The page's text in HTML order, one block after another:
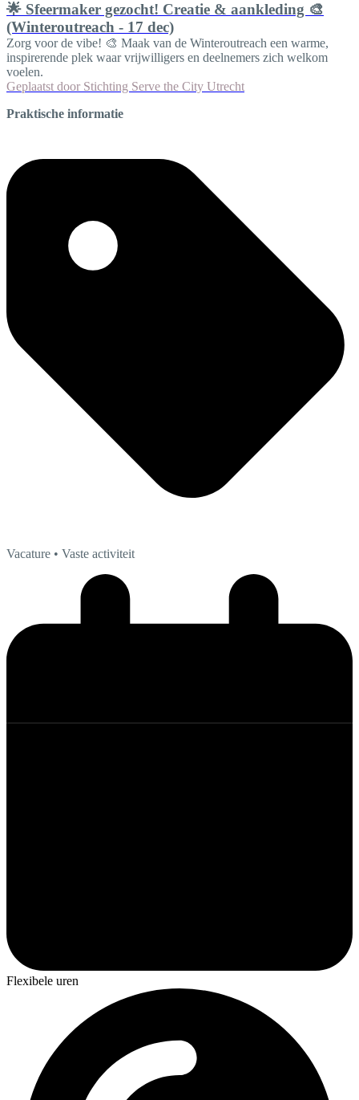
🌟 Sfeermaker gezocht! Creatie & aankleding 🎨
(Winteroutreach - 17 dec)
Zorg voor de vibe! 🎨 Maak van de Winteroutreach een warme,
inspirerende plek waar vrijwilligers en deelnemers zich welkom
voelen.
Geplaatst door Stichting Serve the City Utrecht
Praktische informatie
Vacature • Vaste activiteit
Flexibele uren